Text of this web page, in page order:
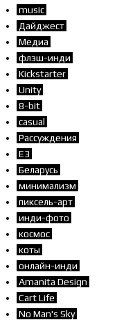
music
Дайджест
Медиа
флэш-инди
Kickstarter
Unity
8-bit
casual
Рассуждения
E3
Беларусь
минимализм
пиксель-арт
инди-фото
космос
коты
онлайн-инди
Amanita Design
Cart Life
No Man's Sky